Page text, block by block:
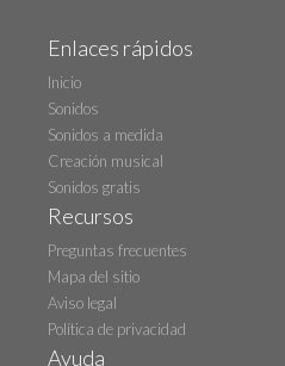
Enlaces rápidos
Inicio
Sonidos
Sonidos a medida
Creación musical
Sonidos gratis
Recursos
Preguntas frecuentes
Mapa del sitio
Aviso legal
Política de privacidad
Ayuda